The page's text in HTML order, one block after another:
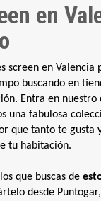
en
screen en Valencia
buscando en
Entra en
una fabulosa
que tanto te gusta
tu habitación.
que buscas de
desde